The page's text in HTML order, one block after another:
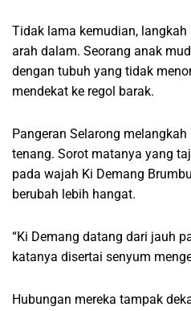
Tidak lama kemudian, langkah
arah dalam. Seorang anak
dengan tubuh yang tidak
mendekat ke regol barak.
Pangeran Selarong
tenang. Sorot matanya yang
pada wajah Ki Demang
berubah lebih hangat.
“Ki Demang datang dari jauh
katanya disertai senyum
Hubungan mereka tampak